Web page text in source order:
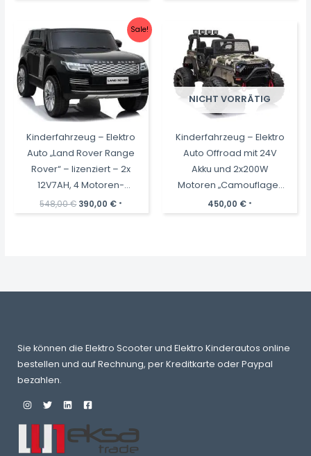
165,00 €.
Sale!
Kinderfahrzeug – Elektro
Auto „Land Rover Range
Rover“ – lizenziert – 2x
12V7AH, 4 Motoren-
2,4Ghz Fernsteuerung,
548,00€ Ursprünglicher
390,00 €Aktueller
*
NICHT VORRÄTIG
Kinderfahrzeug – Elektro
Auto Offroad mit 24V
Akku und 2x200W
Motoren „Camouflage“
2,4Ghz+Ledersitz+EVA
450,00 € *
Sie können die Elektro Scooter und Elektro Kinderautos online
bestellen und auf Rechnung, per Kreditkarte oder Paypal
bezahlen.